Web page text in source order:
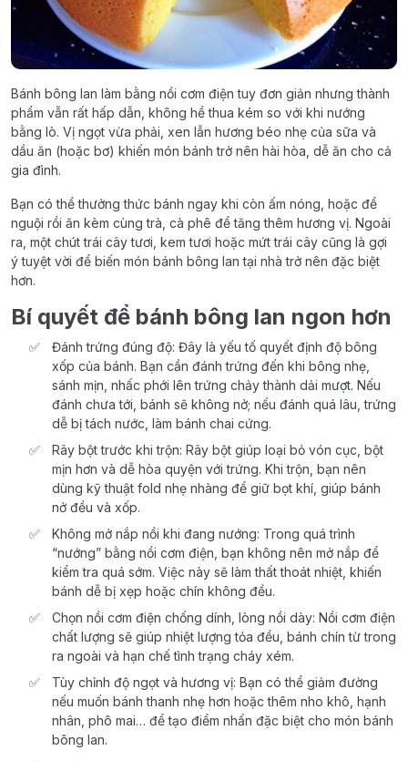
Bánh bông lan làm bằng nồi cơm điện tuy đơn giản nhưng thành
phẩm vẫn rất hấp dẫn, không hề thua kém so với khi nướng
bằng lò. Vị ngọt vừa phải, xen lẫn hương béo nhẹ của sữa và
dầu ăn (hoặc bơ) khiến món bánh trở nên hài hòa, dễ ăn cho cả
gia đình.
Bạn có thể thưởng thức bánh ngay khi còn ấm nóng, hoặc để
nguội rồi ăn kèm cùng trà, cà phê để tăng thêm hương vị. Ngoài
ra, một chút trái cây tươi, kem tươi hoặc mứt trái cây cũng là gợi
ý tuyệt vời để biến món bánh bông lan tại nhà trở nên đặc biệt
hơn.
Bí quyết để bánh bông lan ngon hơn
Đánh trứng đúng độ: Đây là yếu tố quyết định độ bông
xốp của bánh. Bạn cần đánh trứng đến khi bông nhẹ,
sánh mịn, nhấc phới lên trứng chảy thành dải mượt. Nếu
đánh chưa tới, bánh sẽ không nở; nếu đánh quá lâu, trứng
dễ bị tách nước, làm bánh chai cứng.
Rây bột trước khi trộn: Rây bột giúp loại bỏ vón cục, bột
mịn hơn và dễ hòa quyện với trứng. Khi trộn, bạn nên
dùng kỹ thuật fold nhẹ nhàng để giữ bọt khí, giúp bánh
nở đều và xốp.
Không mở nắp nồi khi đang nướng: Trong quá trình
“nướng” bằng nồi cơm điện, bạn không nên mở nắp để
kiểm tra quá sớm. Việc này sẽ làm thất thoát nhiệt, khiến
bánh dễ bị xẹp hoặc chín không đều.
Chọn nồi cơm điện chống dính, lòng nồi dày: Nồi cơm điện
chất lượng sẽ giúp nhiệt lượng tỏa đều, bánh chín từ trong
ra ngoài và hạn chế tình trạng cháy xém.
Tùy chỉnh độ ngọt và hương vị: Bạn có thể giảm đường
nếu muốn bánh thanh nhẹ hơn hoặc thêm nho khô, hạnh
nhân, phô mai… để tạo điểm nhấn đặc biệt cho món bánh
bông lan.